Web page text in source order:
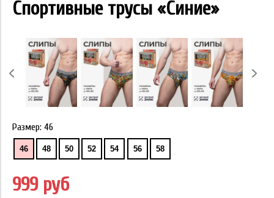
Спортивные трусы «Синие»
Размер: 46
46 48 50 52 54 56 58
999 руб